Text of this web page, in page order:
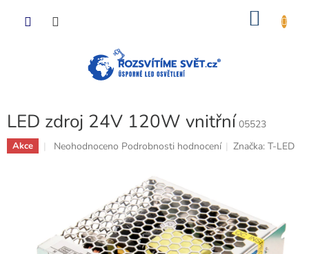
LED zdroj 24V 120W vnitřní 05523
Akce
Průměrné
hvězdiček.
Neohodnoceno Podrobnosti hodnocení Značka:T-LED